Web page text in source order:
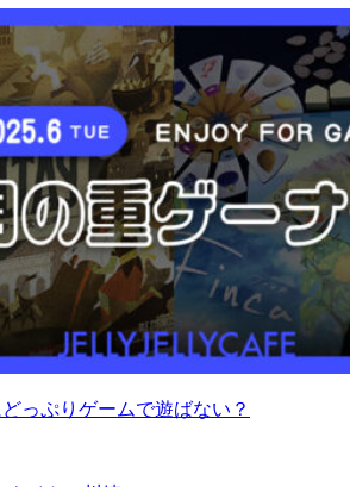
どっぷりゲームで遊ばない？